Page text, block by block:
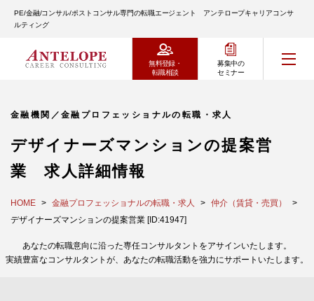
PE/金融/コンサル/ポストコンサル専門の転職エージェント アンテロープキャリアコンサ
ルティング
無料登録・
転職相談
募集中の
セミナー
金融機関／金融プロフェッショナルの転職・求人
デザイナーズマンションの提案営
業 求人詳細情報
HOME 金融プロフェッショナルの転職・求人
仲介（賃貸・売買）
デザイナーズマンションの提案営業 [ID:41947]
あなたの転職意向に沿った専任コンサルタントをアサインいたします。
実績豊富なコンサルタントが、あなたの転職活動を強力にサポートいたします。